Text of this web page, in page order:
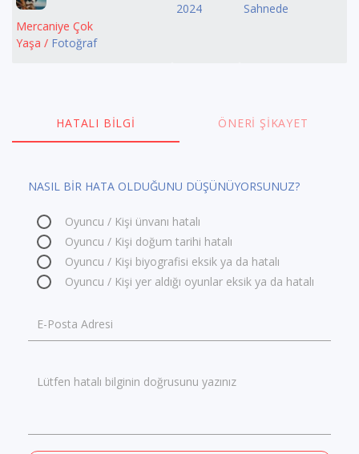
Mercaniye Çok
Yaşa / Fotoğraf
2024 Sahnede
HATALI BILGI ÖNERI ŞIKAYET
NASIL BİR HATA OLDUĞUNU DÜŞÜNÜYORSUNUZ?
Oyuncu / Kişi ünvanı hatalı
Oyuncu / Kişi doğum tarihi hatalı
Oyuncu / Kişi biyografisi eksik ya da hatalı
Oyuncu / Kişi yer aldığı oyunlar eksik ya da hatalı
E-Posta Adresi
Lütfen hatalı bilginin doğrusunu yazınız